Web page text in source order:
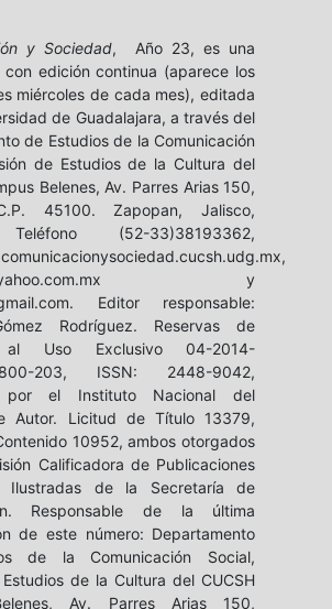
y Sociedad, Año 23, es una
con edición continua (aparece los
miércoles de cada mes), editada
de Guadalajara, a través del
de Estudios de la Comunicación
de Estudios de la Cultura del
Belenes, Av. Parres Arias 150,
45100. Zapopan, Jalisco,
(52-33)38193362,
y
Editor responsable:
Rodríguez. Reservas de
al Uso Exclusivo 04-2014-
203, ISSN: 2448-9042,
por el Instituto Nacional del
Autor. Licitud de Título 13379,
10952, ambos otorgados
Calificadora de Publicaciones
Ilustradas de la Secretaría de
Responsable de la última
de este número: Departamento
de la Comunicación Social,
de la Cultura del CUCSH
Av. Parres Arias 150,